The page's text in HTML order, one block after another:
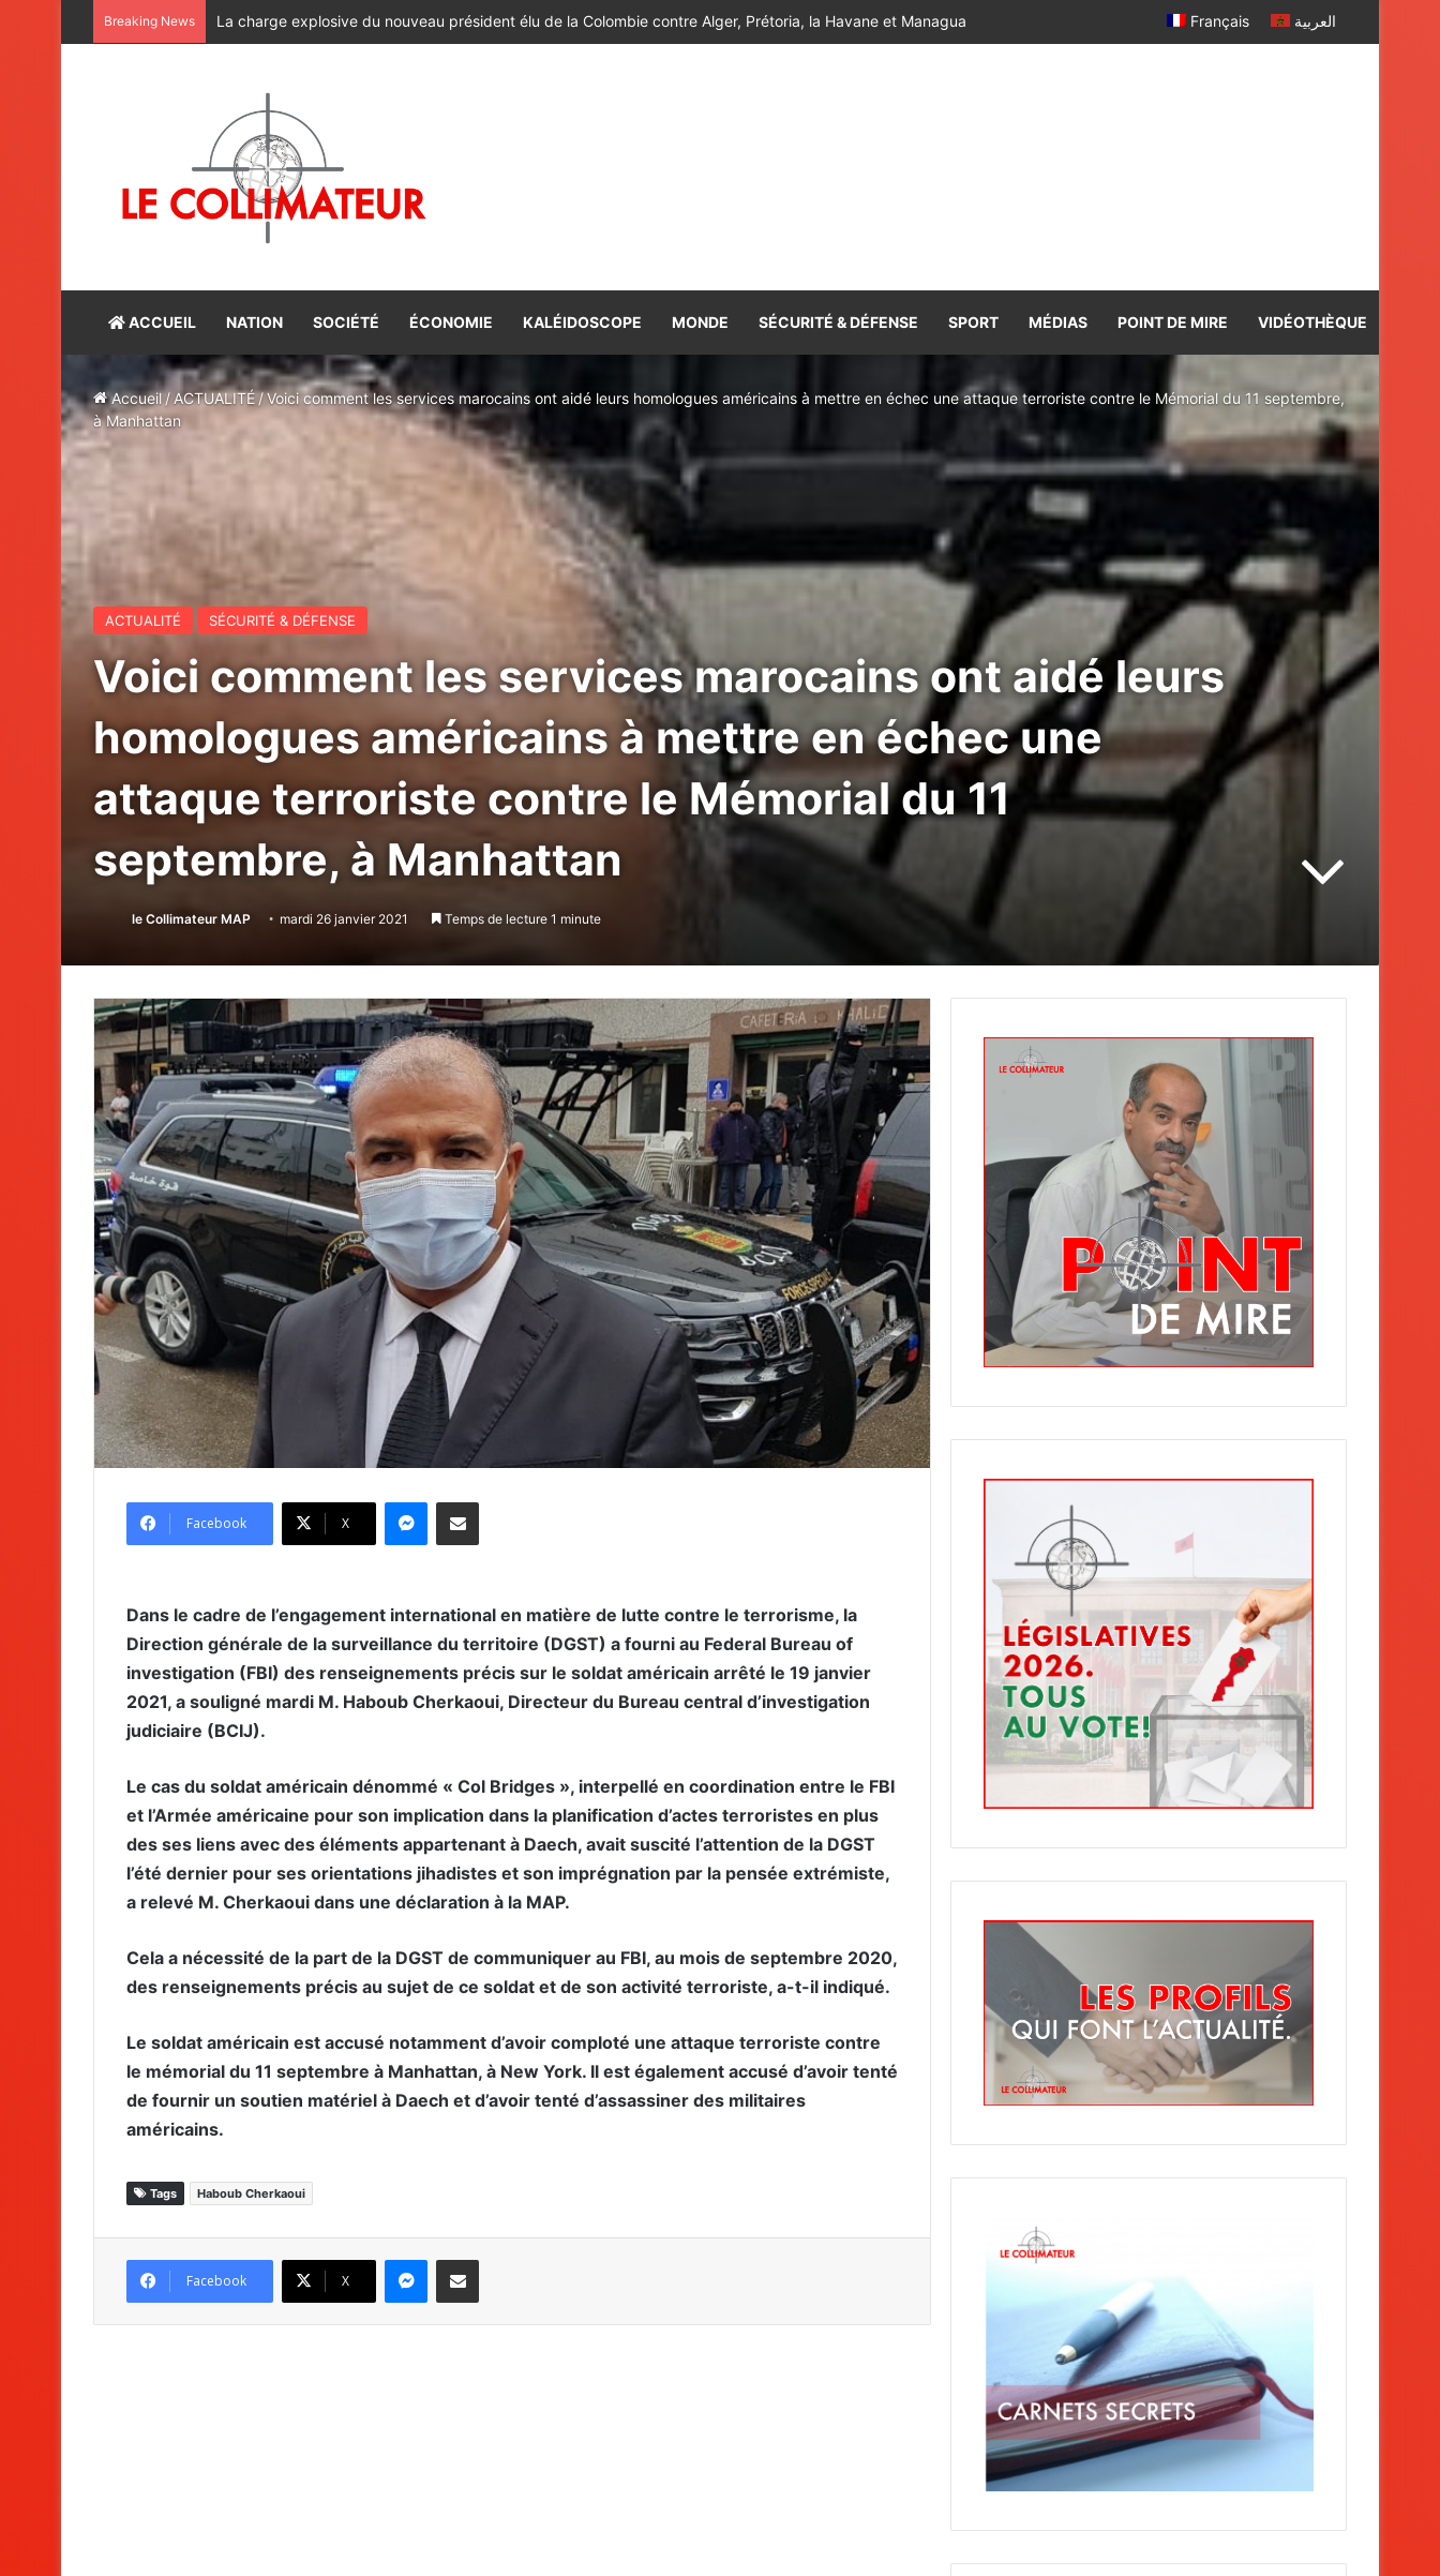
Breaking News CAN féminine Maroc-2026 : les lionnes de l’Atlas réussissent leur entrée en lice [Vidéo] Français العربية
ACCUEIL NATION SOCIÉTÉ ÉCONOMIE KALÉIDOSCOPE MONDE SÉCURITÉ & DÉFENSE SPORT MÉDIAS POINT DE MIRE VIDÉOTHÈQUE
Accueil / ACTUALITÉ/Voici comment les services marocains ont aidé leurs homologues américains à mettre en échec une attaque terroriste contre le Mémorial du 11 septembre,
à Manhattan
ACTUALITÉ SÉCURITÉ & DÉFENSE
Voici comment les services marocains ont aidé leurs
homologues américains à mettre en échec une
attaque terroriste contre le Mémorial du 11
septembre, à Manhattan
le Collimateur MAP mardi 26 janvier 2021 Temps de lecture 1 minute
Facebook X
Dans le cadre de l’engagement international en matière de lutte contre le terrorisme, la
Direction générale de la surveillance du territoire (DGST) a fourni au Federal Bureau of
investigation (FBI) des renseignements précis sur le soldat américain arrêté le 19 janvier
2021, a souligné mardi M. Haboub Cherkaoui, Directeur du Bureau central d’investigation
judiciaire (BCIJ).
Le cas du soldat américain dénommé « Col Bridges », interpellé en coordination entre le FBI
et l’Armée américaine pour son implication dans la planification d’actes terroristes en plus
des ses liens avec des éléments appartenant à Daech, avait suscité l’attention de la DGST
l’été dernier pour ses orientations jihadistes et son imprégnation par la pensée extrémiste,
a relevé M. Cherkaoui dans une déclaration à la MAP.
Cela a nécessité de la part de la DGST de communiquer au FBI, au mois de septembre 2020,
des renseignements précis au sujet de ce soldat et de son activité terroriste, a-t-il indiqué.
Le soldat américain est accusé notamment d’avoir comploté une attaque terroriste contre
le mémorial du 11 septembre à Manhattan, à New York. Il est également accusé d’avoir tenté
de fournir un soutien matériel à Daech et d’avoir tenté d’assassiner des militaires
américains.
Tags Haboub Cherkaoui
Facebook X